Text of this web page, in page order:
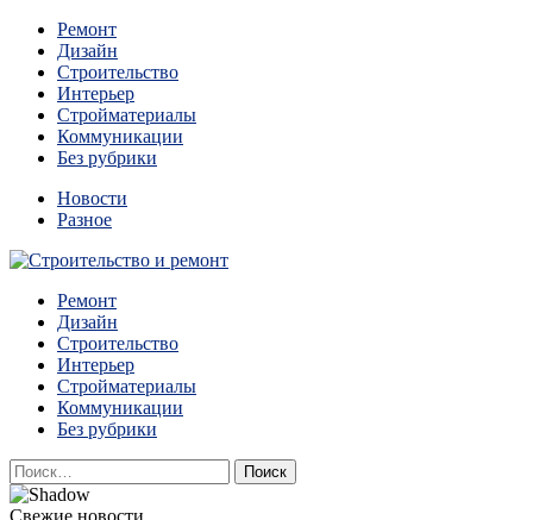
Перейти
содержимому
Ремонт
Дизайн
Строительство
Интерьер
Стройматериалы
Коммуникации
Без рубрики
Новости
Разное
Строительство и ремонт
Квартиры и дома, в которых живут разные люди, очень
отличаются между собой.
Ремонт
Дизайн
Строительство
Интерьер
Стройматериалы
Коммуникации
Без рубрики
Найти:
Свежие новости